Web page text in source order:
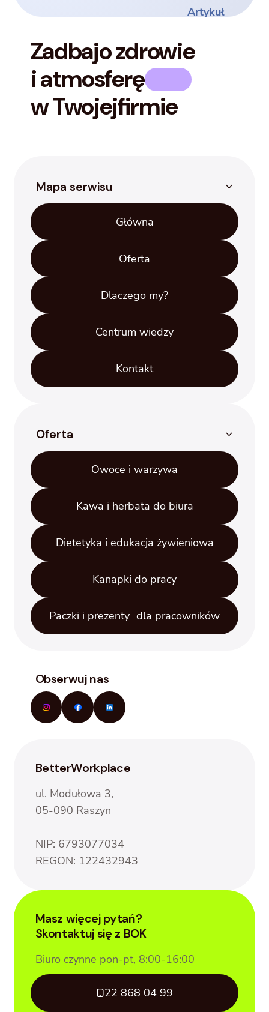
Artykuł
Zadbajo zdrowie
i atmosferę
w Twojejfirmie
Mapa serwisu
Główna
Oferta
Dlaczego my?
Centrum wiedzy
Kontakt
Oferta
Owoce i warzywa
Kawa i herbata do biura
Dietetyka i edukacja żywieniowa
Kanapki do pracy
Paczki i prezenty dla pracowników
Obserwuj nas
BetterWorkplace
ul. Modułowa 3,
05-090 Raszyn
NIP: 6793077034
REGON: 122432943
Masz więcej pytań?
Skontaktuj się z BOK
Biuro czynne pon-pt, 8:00-16:00
22 868 04 99